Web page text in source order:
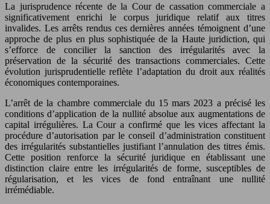
La jurisprudence récente de la Cour de cassation commerciale a
significativement enrichi le corpus juridique relatif aux titres
invalides. Les arrêts rendus ces dernières années témoignent d’une
approche de plus en plus sophistiquée de la Haute juridiction, qui
s’efforce de concilier la sanction des irrégularités avec la
préservation de la sécurité des transactions commerciales. Cette
évolution jurisprudentielle reflète l’adaptation du droit aux réalités
économiques contemporaines.
L’arrêt de la chambre commerciale du 15 mars 2023 a précisé les
conditions d’application de la nullité absolue aux augmentations de
capital irrégulières. La Cour a confirmé que les vices affectant la
procédure d’autorisation par le conseil d’administration constituent
des irrégularités substantielles justifiant l’annulation des titres émis.
Cette position renforce la sécurité juridique en établissant une
distinction claire entre les irrégularités de forme, susceptibles de
régularisation, et les vices de fond entraînant une nullité
irrémédiable.